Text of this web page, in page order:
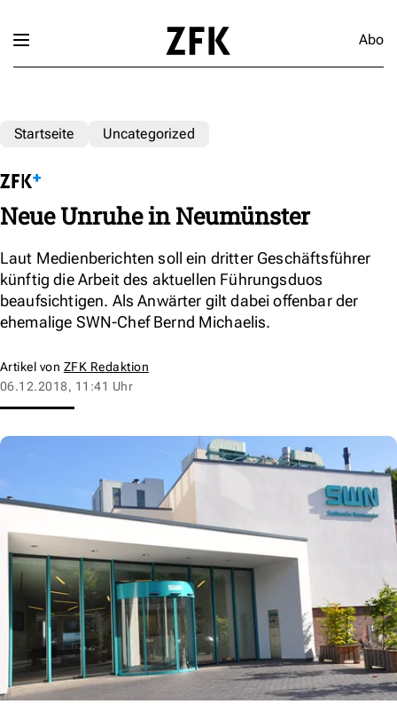
Abo
Startseite Uncategorized
Neue Unruhe in Neumünster
Laut Medienberichten soll ein dritter Geschäftsführer
künftig die Arbeit des aktuellen Führungsduos
beaufsichtigen. Als Anwärter gilt dabei offenbar der
ehemalige SWN-Chef Bernd Michaelis.
Artikel von ZFK Redaktion
06.12.2018, 11:41 Uhr